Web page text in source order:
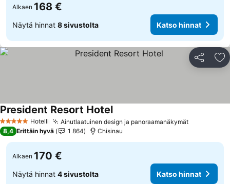
Alkaen 168 €
Näytä hinnat 8 sivustolta Katso hinnat
Jaa
5 Tähtiluokitus
Hotelli Ainutlaatuinen design ja panoraamanäkymät
President Resort Hotel
8,4 Erittäin hyvä 1 864 Chisinau
Alkaen 170 €
Näytä hinnat 4 sivustolta Katso hinnat